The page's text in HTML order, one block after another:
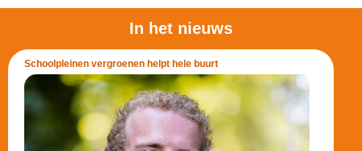
In het nieuws
Schoolpleinen vergroenen helpt hele buurt